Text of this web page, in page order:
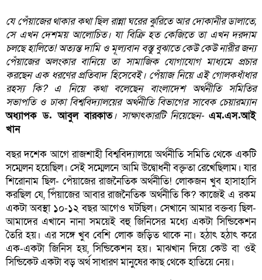
যে পেঁয়াজের থাকার কথা ছিল রান্না ঘরের ঝুরিতে আর দোকানীর ডালাতে,
সে এখন দেশময় আলোচিত। যা বিক্রি হত কেজিতে তা এখন দরদাম
চলছে হালিতে! অত্যন্ত দামি ও মূল্যবান বস্তু বুঝাতে কেউ কেউ নারীর জন্য
পেঁয়াজের অলংকার বানিয়ে তা সামাজিক যোগাযোগ মাধ্যমে প্রচার
করছেন এক ধরণের প্রতিবাদ হিসেবেই। পেঁয়াজ নিয়ে এই গোলকধাঁধার
রহস্য কি? এ নিয়ে কথা বলেছেন বাংলাদেশ অর্থনীতি সমিতির
সভাপতি ও ঢাকা বিশ্ববিদ্যালয়ের অর্থনীতি বিভাগের সাবেক চেয়ারম্যান
অধ্যাপক ড. আবুল বারকাত। সাক্ষাৎকারটি নিয়েছেন- এম.এস.আই
খান
বছর দশেক আগে রাজশাহী বিশ্ববিদ্যালয়ে অর্থনীতি সমিতি থেকে একটি
সম্মেলন হয়েছিল। সেই সম্মেলনে আমি উদ্বোধনী বক্তৃতা রেখেছিলাম। যার
শিরোনাম ছিল- পেঁয়াজের রাজনৈতিক অর্থনীতি! লোকজন খুব হাসাহাসি
করছিল যে, পিঁয়াজের আবার রাজনৈতিক অর্থনীতি কি? কাজেই এ রকম
একটা অবস্থা ১০-১২ বছর আগেও ঘটছিল। সেখানে আমার বক্তব্য ছিল-
আমাদের এখানে নানা সময়েই বহু জিনিসের মধ্যে একটা সিন্ডিকেশন
তৈরি হয়। এর সঙ্গে খুব বেশি লোক জড়িত থাকে না। হঠাৎ হঠাৎ করে
এক-একটা জিনিস হয়, সিন্ডিকেশন হয়। মাঝখান দিয়ে কেউ বা ওই
সিন্ডিকেট একটা বড় অর্থ সাধারণ মানুষের কাছ থেকে হাতিয়ে নেয়।